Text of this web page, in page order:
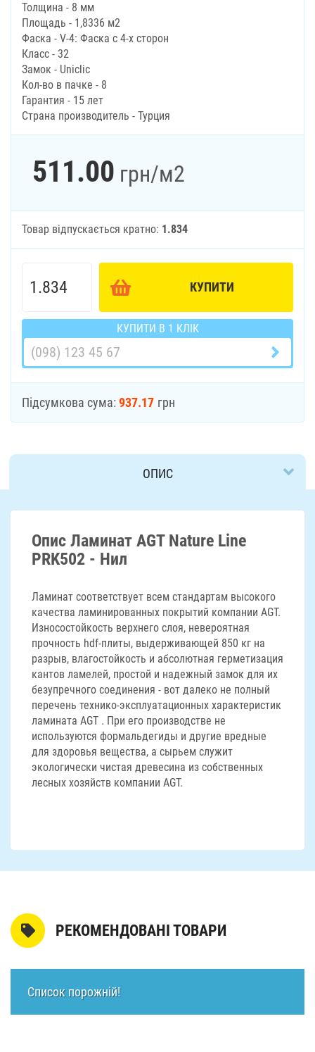
Толщина - 8 мм
Площадь - 1,8336 м2
Фаска - V-4: Фаска с 4-х сторон
Класс - 32
Замок - Uniclic
Кол-во в пачке - 8
Гарантия - 15 лет
Страна производитель - Турция
511.00 грн/м2
Товар відпускається кратно: 1.834
КУПИТИ
КУПИТИ В 1 КЛІК
Підсумкова сума: 937.17 грн
ОПИС
ДОСТАВКА
Опис Ламинат AGT Nature Line
PRK502 - Нил
Ламинат соответствует всем стандартам высокого
качества ламинированных покрытий компании AGT.
Износостойкость верхнего слоя, невероятная
прочность hdf-плиты, выдерживающей 850 кг на
разрыв, влагостойкость и абсолютная герметизация
кантов ламелей, простой и надежный замок для их
безупречного соединения - вот далеко не полный
перечень технико-эксплуатационных характеристик
ламината AGT . При его производстве не
используются формальдегиды и другие вредные
для здоровья вещества, а сырьем служит
экологически чистая древесина из собственных
лесных хозяйств компании AGT.
РЕКОМЕНДОВАНІ ТОВАРИ
Список порожній!